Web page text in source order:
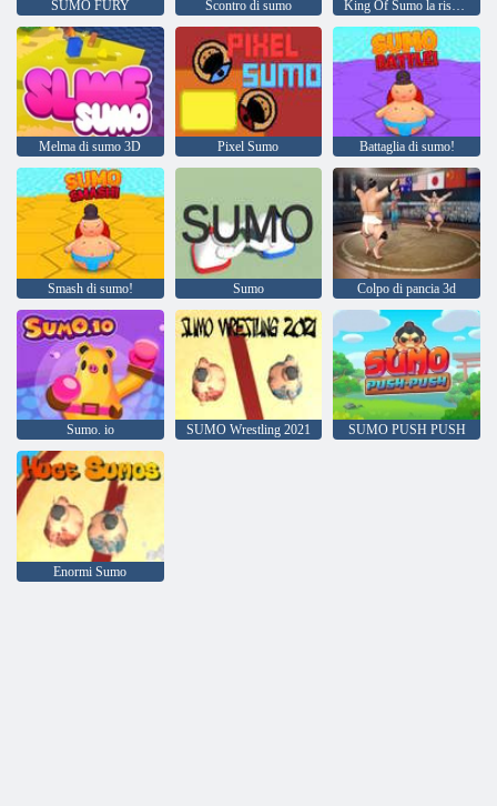
SUMO FURY Scontro di sumo
Melma di sumo 3D Pixel Sumo Battaglia di sumo!
Smash di sumo! Sumo Colpo di pancia 3d
Sumo. io SUMO Wrestling 2021 SUMO PUSH PUSH
Enormi Sumo